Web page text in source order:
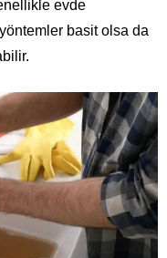
evde
basit olsa da